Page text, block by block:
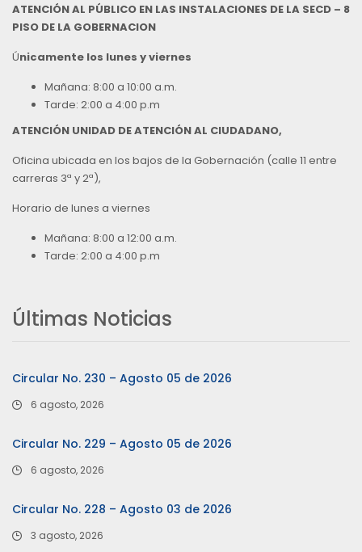
ATENCIÓN AL PÚBLICO EN LAS INSTALACIONES DE LA SECD – 8
PISO DE LA GOBERNACION
Únicamente los lunes y viernes
Mañana: 8:00 a 10:00 a.m.
Tarde: 2:00 a 4:00 p.m
ATENCIÓN UNIDAD DE ATENCIÓN AL CIUDADANO,
Oficina ubicada en los bajos de la Gobernación (calle 11 entre
carreras 3ª y 2ª),
Horario de lunes a viernes
Mañana: 8:00 a 12:00 a.m.
Tarde: 2:00 a 4:00 p.m
Últimas Noticias
Circular No. 230 – Agosto 05 de 2026
6 agosto, 2026
Circular No. 229 – Agosto 05 de 2026
6 agosto, 2026
Circular No. 228 – Agosto 03 de 2026
3 agosto, 2026